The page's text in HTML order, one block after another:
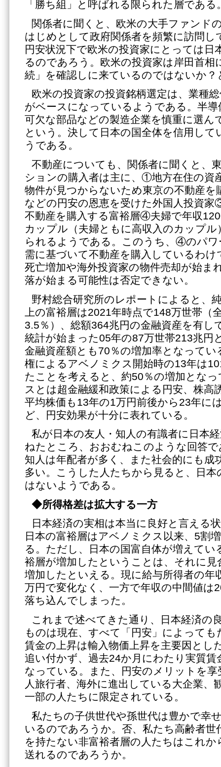
「勝ち組」と呼ばれる限られた層である
関係者に聞くと、欧米の大手ファンド
はじめとして政府関係者を頻繁に訪問
円安状況下で欧米の投資家にとっては日
るのであろう。欧米の投資家は岸田首相
続」を確認しに来ているのではないか
欧米の投資家の投資銘柄選定は、業種
がベースになっているようである。半
可欠な部品などの製造企業を慎重に選ん
という。決して日本の国全体を信用し
うである。
不動産についても、関係者に聞くと、
ションの購入者は主に、①地方在住の資
物件が見つからないため東京の不動産
などの円安の恩恵を受けた外国人投資
不動産を購入する富裕層④夫婦で年収
カップル（夫婦ともに高収入のカップ
られるようである。このうち、④のパワ
需に基づいて不動産を購入しているわけ
死亡増加や海外投資家の物件売却が始ま
落が始まる可能性は否定できない。
野村総合研究所のレポートによると、
上の富裕層は2021年時点で148万世帯（
3.5％）、総額364兆円の金融資産を有し
統計が始まった05年の87万世帯213兆円
金融資産額とも70％の増加率となってい
権によるアベノミクス開始時の13年は
たことを考えると、約50％の増加とな
スとは超金融緩和政策による円安、株高
平均株価も13年の1万円前後から23年に
ど、円安効果が十分に表れている。
私が日本の友人・知人の有識者に日本
ねたところ、おおむねこのような回答
知人は年配者が多く、また社会的にも成
多い。こうした人たちから見ると、日本
はないようである。
◆所得格差は拡大する一方
日本経済の実相は本当に良好と言える
日本の富裕層はアベノミクス以来、5割
る。ただし、日本の国富自体が増えてい
裕層が増加したということは、それに
増加したといえる。現に給与所得者の年
万円で変化なく、一方で年収の中間値は
落ち込んでしまった。
これまで述べてきた通り、日本経済の
ものは現在、すべて「円安」によって
賃金の上昇は輸入物価上昇を主要因とし
追い付かず、過去24か月にわたり実質
なっている。また、円安のメリットを
人旅行者、海外に進出している大企業、
一部の人たちに限定されている。
私たちの子供世代や孫世代は豊かで幸
いるのであろうか。否、私たち高齢者世
を持たない非富裕者層の人たちはこれか
送れるのであろうか。